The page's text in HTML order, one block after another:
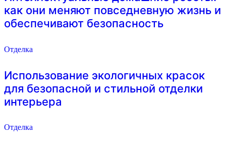
как они меняют повседневную жизнь и
обеспечивают безопасность
Отделка
Использование экологичных красок
для безопасной и стильной отделки
интерьера
Отделка